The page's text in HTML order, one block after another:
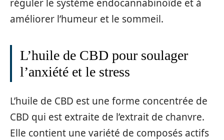
réguler le système endocannabinoïde et à
améliorer l’humeur et le sommeil.
L’huile de CBD pour soulager
l’anxiété et le stress
L’huile de CBD est une forme concentrée de
CBD qui est extraite de l’extrait de chanvre.
Elle contient une variété de composés actifs